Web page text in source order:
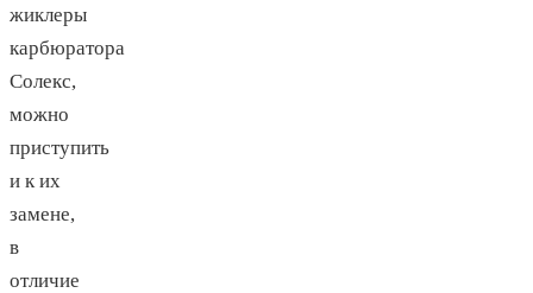
жиклеры
карбюратора
Солекс,
можно
приступить
и к их
замене,
в
отличие